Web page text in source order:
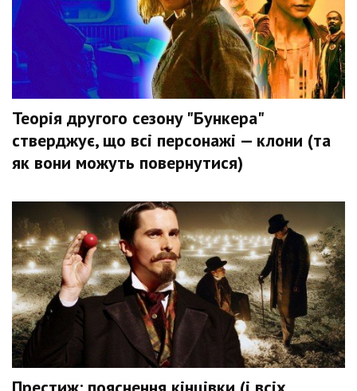
Теорія другого сезону "Бункера"
стверджує, що всі персонажі — клони (та
як вони можуть повернутися)